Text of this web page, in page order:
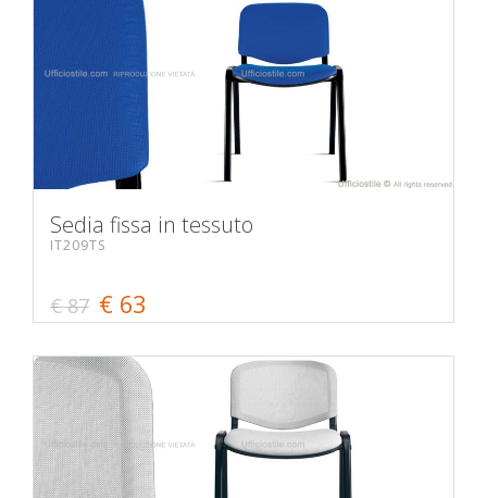
Sedia fissa in tessuto
IT209TS
€ 87 € 63